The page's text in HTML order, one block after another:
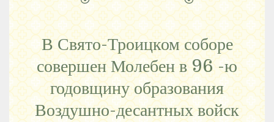
В Свято-Троицком соборе
совершен Молебен в 96 -ю
годовщину образования
Воздушно-десантных войск